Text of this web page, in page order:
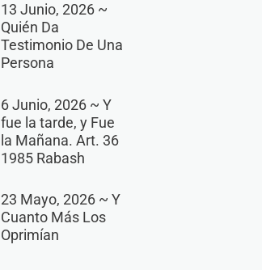
13 Junio, 2026 ~
Quién Da
Testimonio De Una
Persona
6 Junio, 2026 ~ Y
fue la tarde, y Fue
la Mañana. Art. 36
1985 Rabash
23 Mayo, 2026 ~ Y
Cuanto Más Los
Oprimían